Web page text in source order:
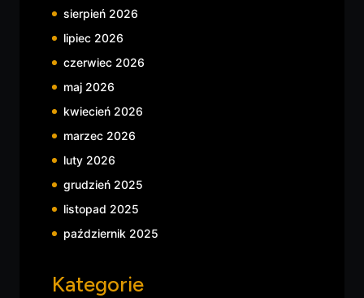
sierpień 2026
lipiec 2026
czerwiec 2026
maj 2026
kwiecień 2026
marzec 2026
luty 2026
grudzień 2025
listopad 2025
październik 2025
Kategorie